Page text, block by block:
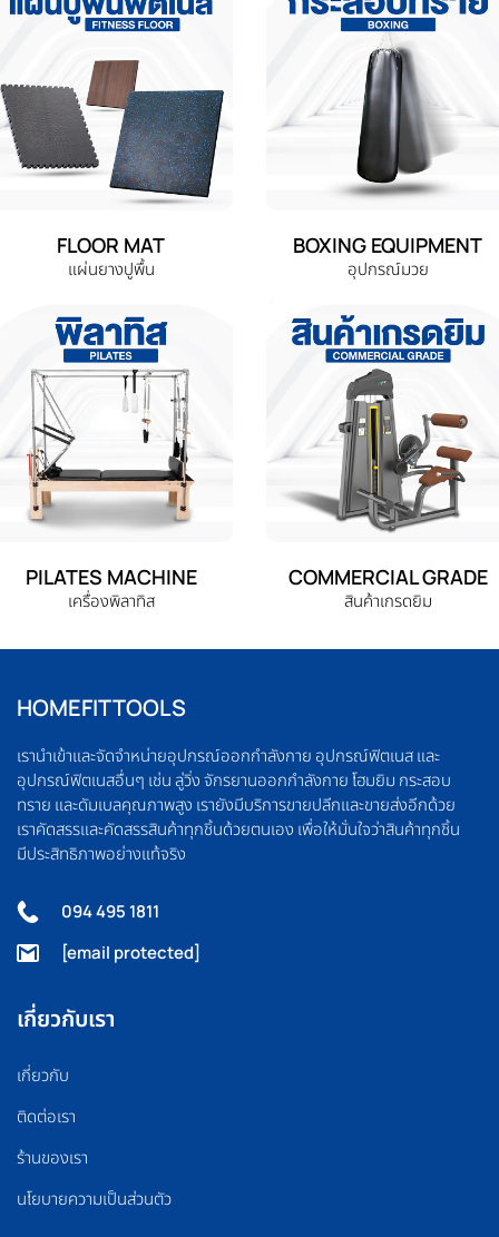
FLOOR MAT
แผ่นยางปูพื้น
BOXING EQUIPMENT
อุปกรณ์มวย
PILATES MACHINE
เครื่องพิลาทิส
COMMERCIAL GRADE
สินค้าเกรดยิม
HOMEFITTOOLS
เรานำเข้าและจัดจำหน่ายอุปกรณ์ออกกำลังกาย อุปกรณ์ฟิตเนส และ
อุปกรณ์ฟิตเนสอื่นๆ เช่น ลู่วิ่ง จักรยานออกกำลังกาย โฮมยิม กระสอบ
ทราย และดัมเบลคุณภาพสูง เรายังมีบริการขายปลีกและขายส่งอีกด้วย
เราคัดสรรและคัดสรรสินค้าทุกชิ้นด้วยตนเอง เพื่อให้มั่นใจว่าสินค้าทุกชิ้น
มีประสิทธิภาพอย่างแท้จริง
094 495 1811
[email protected]
เกี่ยวกับเรา
เกี่ยวกับ
ติดต่อเรา
ร้านของเรา
นโยบายความเป็นส่วนตัว